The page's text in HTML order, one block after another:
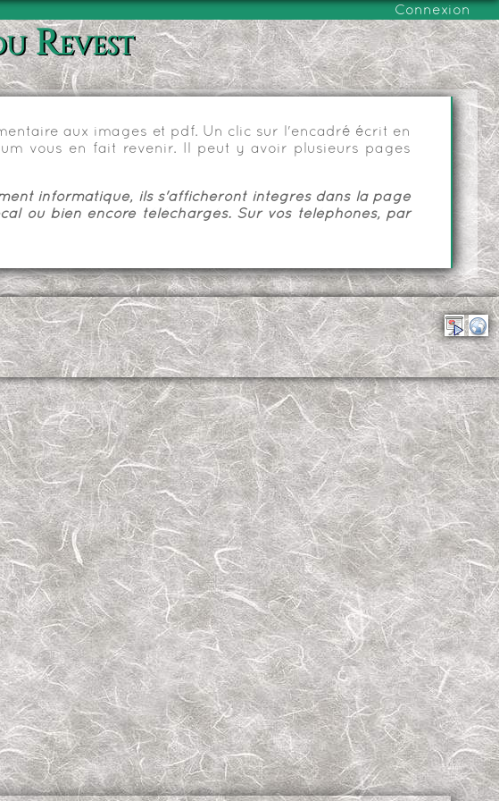
Connexion
Revest
aux images et pdf. Un clic sur l'encadré écrit en
vous en fait revenir. Il peut y avoir plusieurs pages
informatique, ils s'afficheront intégrés dans la page
ou bien encore téléchargés. Sur vos téléphones, par